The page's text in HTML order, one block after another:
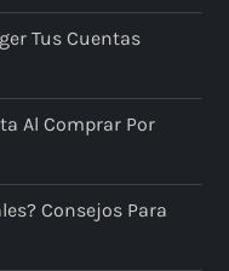
Tus Cuentas
Al Comprar Por
Consejos Para